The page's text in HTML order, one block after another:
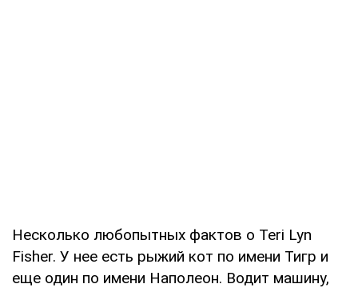
Несколько любопытных фактов о Teri Lyn
Fisher. У нее есть рыжий кот по имени Тигр и
еще один по имени Наполеон. Водит машину,